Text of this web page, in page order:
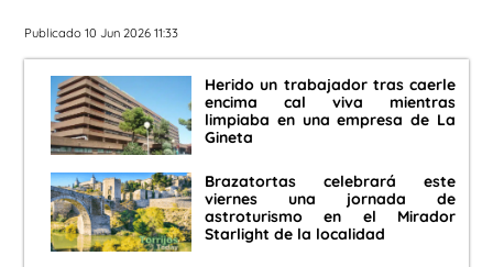
Publicado 10 Jun 2026 11:33
Herido un trabajador tras caerle
encima cal viva mientras
limpiaba en una empresa de La
Gineta
Brazatortas celebrará este
viernes una jornada de
astroturismo en el Mirador
Starlight de la localidad